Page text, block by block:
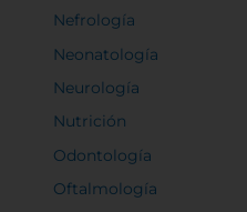
Nefrología
Neonatología
Neurología
Nutrición
Odontología
Oftalmología